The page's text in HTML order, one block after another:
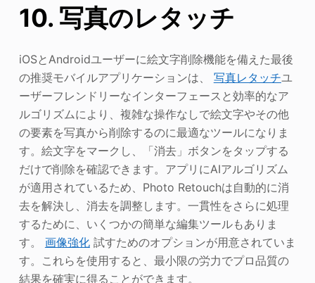
10. 写真のレタッチ
iOSとAndroidユーザーに絵文字削除機能を備えた最後
の推奨モバイルアプリケーションは、 写真レタッチユ
ーザーフレンドリーなインターフェースと効率的なア
ルゴリズムにより、複雑な操作なしで絵文字やその他
の要素を写真から削除するのに最適なツールになりま
す。絵文字をマークし、「消去」ボタンをタップする
だけで削除を確認できます。アプリにAIアルゴリズム
が適用されているため、Photo Retouchは自動的に消
去を解決し、消去を調整します。一貫性をさらに処理
するために、いくつかの簡単な編集ツールもありま
す。 画像強化試すためのオプションが用意されていま
す。これらを使用すると、最小限の労力でプロ品質の
結果を確実に得ることができます。